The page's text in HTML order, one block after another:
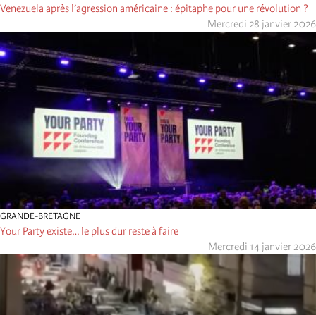
Venezuela après l’agression américaine : épitaphe pour une révolution ?
Mercredi 28 janvier 2026
GRANDE-BRETAGNE
Your Party existe… le plus dur reste à faire
Mercredi 14 janvier 2026